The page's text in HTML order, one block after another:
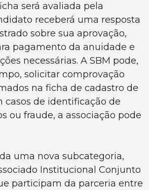
será avaliada pela
receberá uma resposta
sobre sua aprovação,
pagamento da anuidade e
necessárias. A SBM pode,
solicitar comprovação
na ficha de cadastro de
casos de identificação de
ou fraude, a associação pode
uma nova subcategoria,
Institucional Conjunto
participam da parceria entre